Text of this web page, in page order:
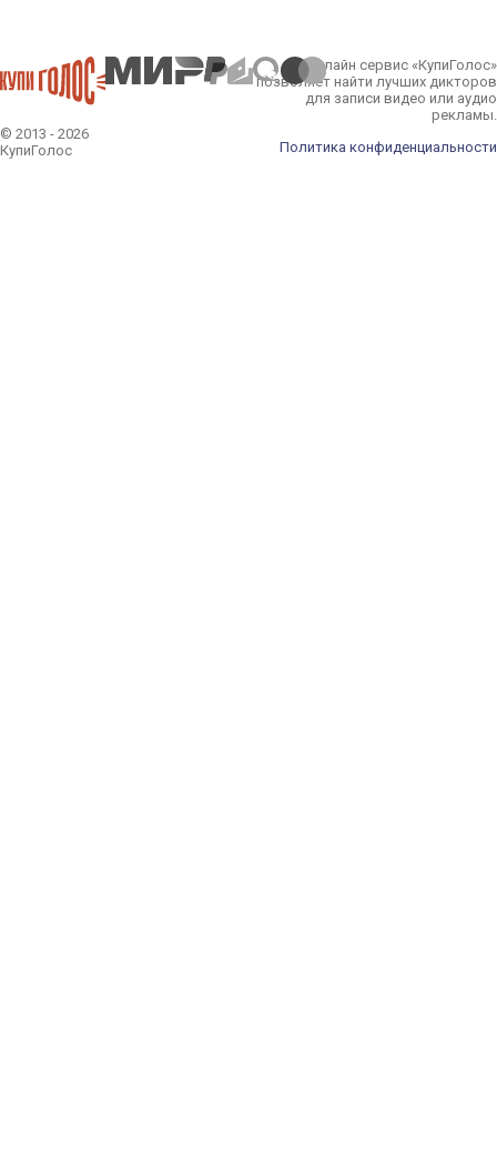
© 2013 - 2026
КупиГолос
Онлайн сервис «КупиГолос»
позволяет найти лучших дикторов
для записи видео или аудио
рекламы.
Политика конфиденциальности